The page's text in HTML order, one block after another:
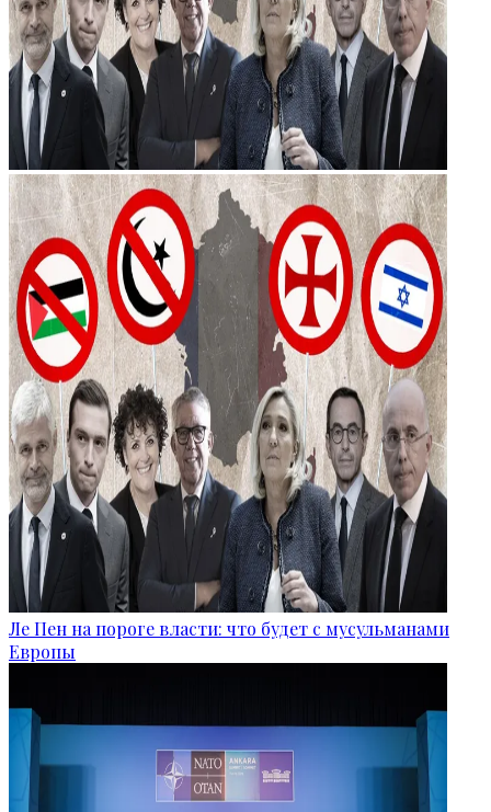
Ле Пен на пороге власти: что будет с мусульманами
Европы